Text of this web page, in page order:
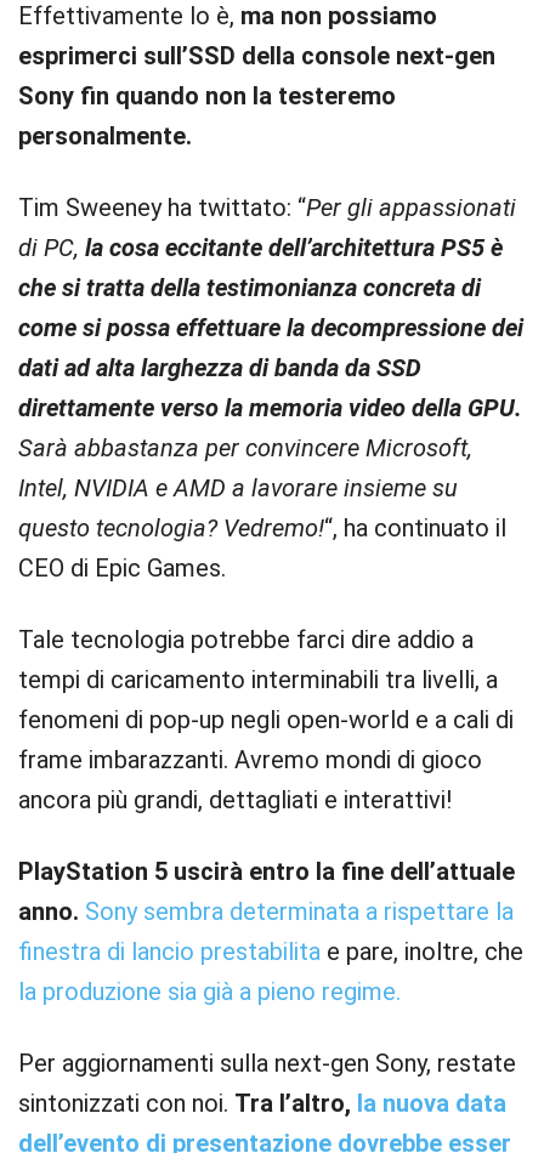
Effettivamente lo è, ma non possiamo
esprimerci sull’SSD della console next-gen
Sony fin quando non la testeremo
personalmente.
Tim Sweeney ha twittato: “Per gli appassionati
di PC, la cosa eccitante dell’architettura PS5 è
che si tratta della testimonianza concreta di
come si possa effettuare la decompressione dei
datiad alta larghezza di banda da SSD
direttamente verso la memoria video della GPU.
Sarà abbastanza per convincere Microsoft,
Intel, NVIDIA e AMD a lavorare insieme su
questo tecnologia? Vedremo!“, ha continuato il
CEO di Epic Games.
Tale tecnologia potrebbe farci dire addio a
tempi di caricamento interminabili tra livelli, a
fenomeni di pop-up negli open-world e a cali di
frame imbarazzanti. Avremo mondi di gioco
ancora più grandi, dettagliati e interattivi!
PlayStation 5 uscirà entro la fine dell’attuale
anno. Sony sembra determinata a rispettare la
finestra di lancio prestabilita e pare, inoltre, che
la produzione sia già a pieno regime.
Per aggiornamenti sulla next-gen Sony, restate
sintonizzati con noi. Tra l’altro, la nuova data
dell’evento di presentazione dovrebbe esser